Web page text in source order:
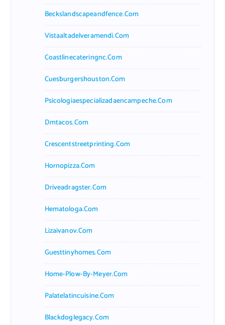
Beckslandscapeandfence.com
Vistaaltadelveramendi.com
Coastlinecateringnc.com
Cuesburgershouston.com
Psicologiaespecializadaencampeche.com
Dmtacos.com
Crescentstreetprinting.com
Hornopizza.com
Driveadragster.com
Hematologa.com
Lizaivanov.com
Guesttinyhomes.com
Home-Plow-By-Meyer.com
Palatelatincuisine.com
Blackdoglegacy.com